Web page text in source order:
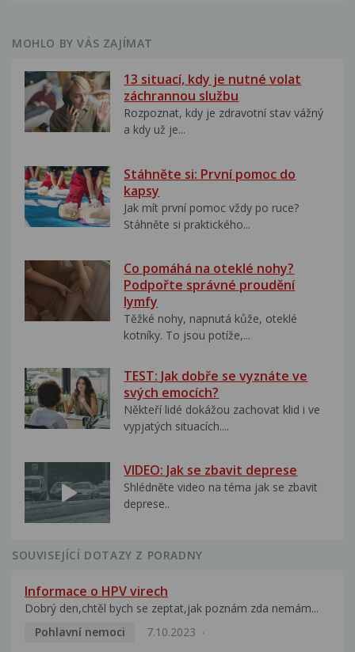
MOHLO BY VÁS ZAJÍMAT
13 situací, kdy je nutné volat
záchrannou službu
Rozpoznat, kdy je zdravotní stav vážný
a kdy už je...
Stáhněte si: První pomoc do
kapsy
Jak mít první pomoc vždy po ruce?
Stáhněte si praktického...
Co pomáhá na oteklé nohy?
Podpořte správné proudění
lymfy
Těžké nohy, napnutá kůže, oteklé
kotníky. To jsou potíže,...
TEST: Jak dobře se vyznáte ve
svých emocích?
Někteří lidé dokážou zachovat klid i ve
vypjatých situacích....
VIDEO: Jak se zbavit deprese
Shlédněte video na téma jak se zbavit
deprese..
SOUVISEJÍCÍ DOTAZY Z PORADNY
Informace o HPV virech
Dobrý den,chtěl bych se zeptat,jak poznám zda nemám...
Pohlavní nemoci
7.10.2023